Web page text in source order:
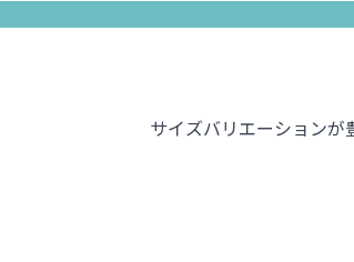
サイズバリエーションが